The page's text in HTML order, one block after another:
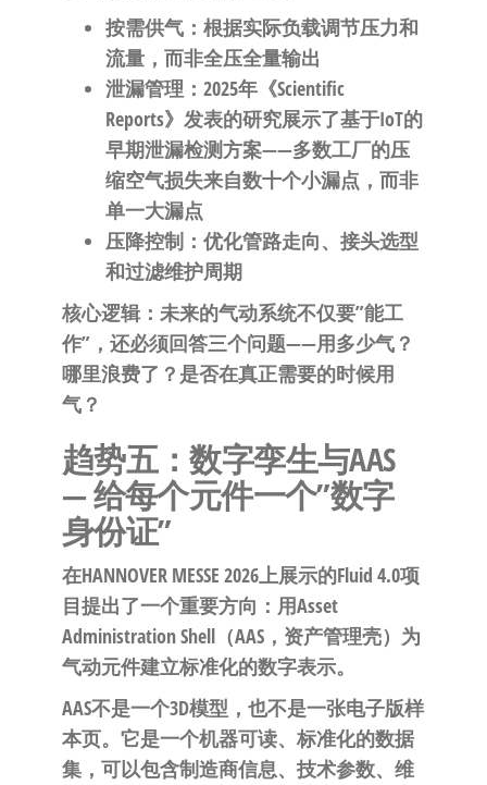
按需供气：根据实际负载调节压力和
流量，而非全压全量输出
泄漏管理：2025年《Scientific
Reports》发表的研究展示了基于IoT的
早期泄漏检测方案——多数工厂的压
缩空气损失来自数十个小漏点，而非
单一大漏点
压降控制：优化管路走向、接头选型
和过滤维护周期
核心逻辑：未来的气动系统不仅要”能工
作”，还必须回答三个问题——用多少气？
哪里浪费了？是否在真正需要的时候用
气？
趋势五：数字孪生与AAS
— 给每个元件一个”数字
身份证”
在HANNOVER MESSE 2026上展示的Fluid 4.0项
目提出了一个重要方向：用Asset
Administration Shell（AAS，资产管理壳） 为
气动元件建立标准化的数字表示。
AAS不是一个3D模型，也不是一张电子版样
本页。它是一个机器可读、标准化的数据
集，可以包含制造商信息、技术参数、维